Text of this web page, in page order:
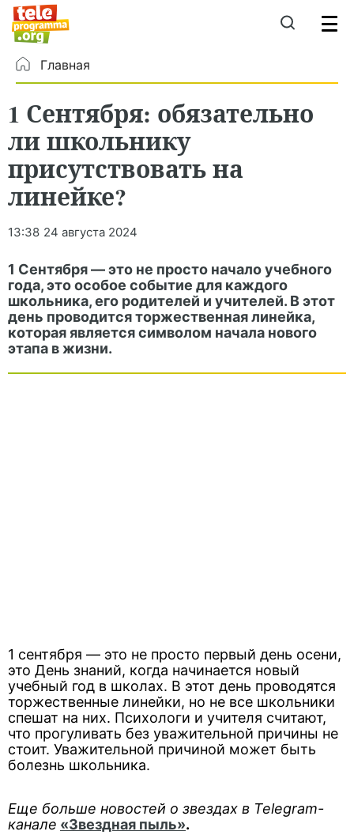
Главная
1 Сентября: обязательно
ли школьнику
присутствовать на
линейке?
13:38 24 августа 2024
1 Сентября — это не просто начало учебного
года, это особое событие для каждого
школьника, его родителей и учителей. В этот
день проводится торжественная линейка,
которая является символом начала нового
этапа в жизни.
1 сентября — это не просто первый день осени,
это День знаний, когда начинается новый
учебный год в школах. В этот день проводятся
торжественные линейки, но не все школьники
спешат на них. Психологи и учителя считают,
что прогуливать без уважительной причины не
стоит. Уважительной причиной может быть
болезнь школьника.
Еще больше новостей о звездах в Telegram-
канале «Звездная пыль».